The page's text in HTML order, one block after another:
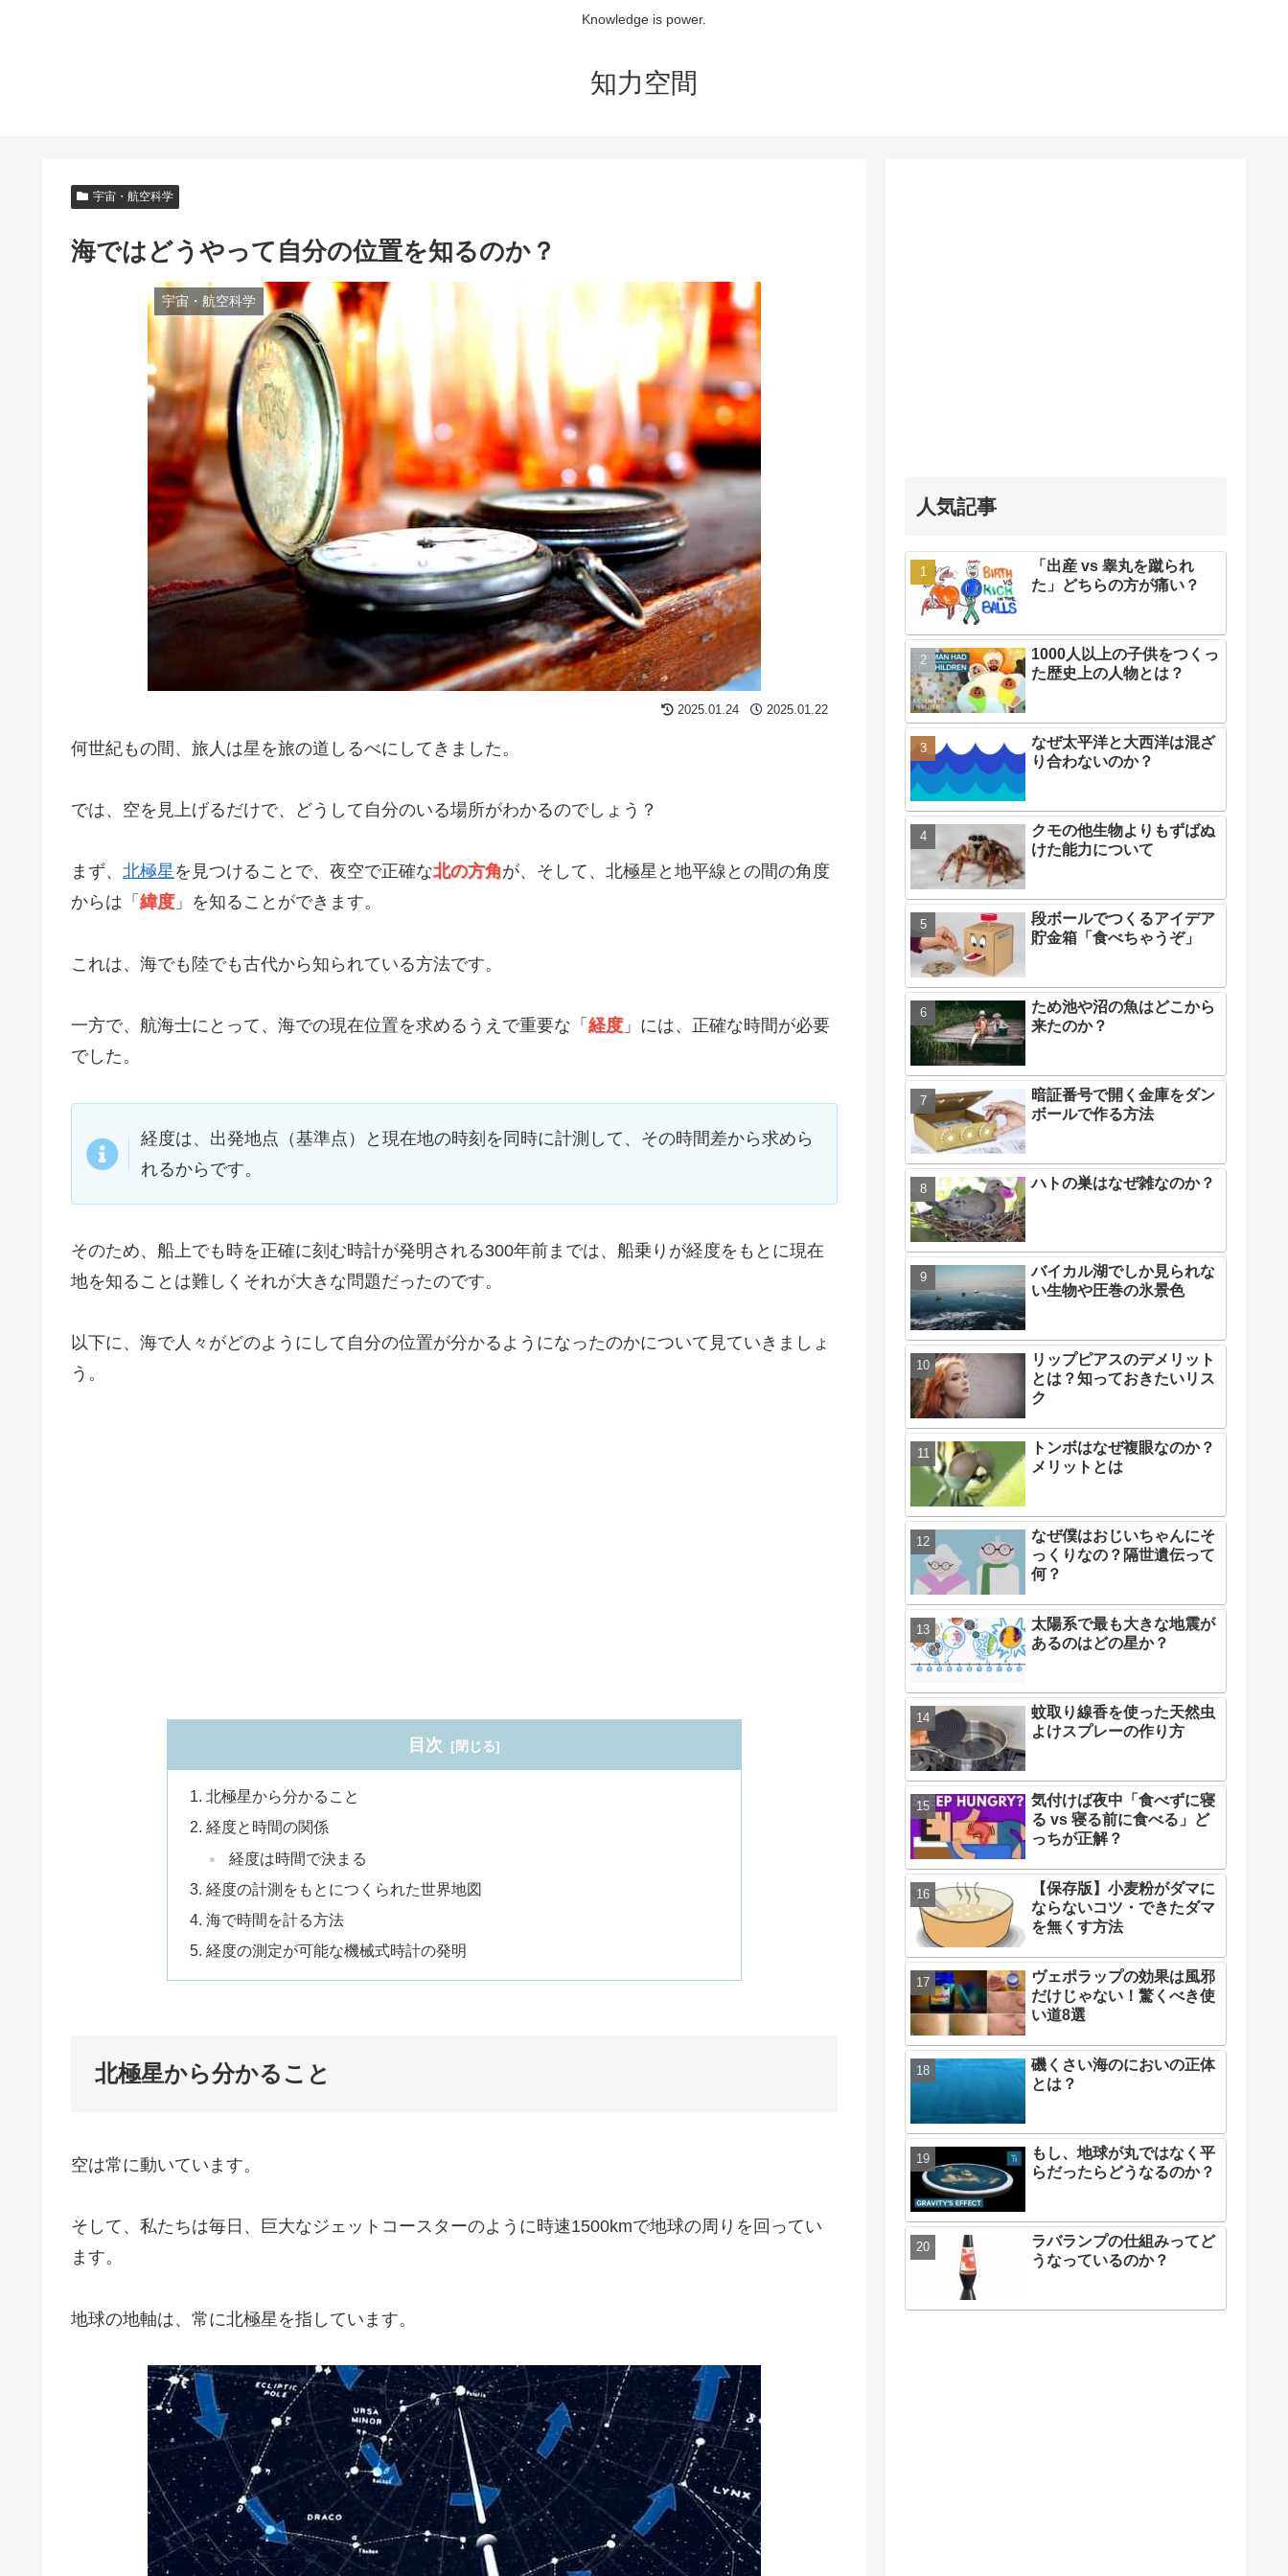
Knowledge is power.
知力空間
宇宙・航空科学
海ではどうやって自分の位置を知るのか？
宇宙・航空科学
2025.01.24 2025.01.22
何世紀もの間、旅人は星を旅の道しるべにしてきました。
では、空を見上げるだけで、どうして自分のいる場所がわかるのでしょう？
まず、 北極星 を見つけることで、夜空で正確な北の方角が、そして、北極星と地平線との間の角度
からは「 緯度」を知ることができます。
これは、海でも陸でも古代から知られている方法です。
一方で、航海士にとって、海での現在位置を求めるうえで重要な「 経度」には、正確な時間が必要
でした。
経度は、出発地点（基準点）と現在地の時刻を同時に計測して、その時間差から求めら
れるからです。
そのため、船上でも時を正確に刻む時計が発明される300年前までは、船乗りが経度をもとに現在
地を知ることは難しくそれが大きな問題だったのです。
以下に、海で人々がどのようにして自分の位置が分かるようになったのかについて見ていきましょ
う。
目次
北極星から分かること
経度と時間の関係
経度は時間で決まる
経度の計測をもとにつくられた世界地図
海で時間を計る方法
経度の測定が可能な機械式時計の発明
北極星から分かること
空は常に動いています。
そして、私たちは毎日、巨大なジェットコースターのように時速1500kmで地球の周りを回ってい
ます。
地球の地軸は、常に北極星を指しています。
人気記事
「出産 vs 睾丸を蹴られ
た」どちらの方が痛い？
1000人以上の子供をつくっ
た歴史上の人物とは？
なぜ太平洋と大西洋は混ざ
り合わないのか？
クモの他生物よりもずばぬ
けた能力について
段ボールでつくるアイデア
貯金箱「食べちゃうぞ」
ため池や沼の魚はどこから
来たのか？
暗証番号で開く金庫をダン
ボールで作る方法
ハトの巣はなぜ雑なのか？
バイカル湖でしか見られな
い生物や圧巻の氷景色
リップピアスのデメリット
とは？知っておきたいリス
ク
トンボはなぜ複眼なのか？
メリットとは
なぜ僕はおじいちゃんにそ
っくりなの？隔世遺伝って
何？
太陽系で最も大きな地震が
あるのはどの星か？
蚊取り線香を使った天然虫
よけスプレーの作り方
気付けば夜中「食べずに寝
る vs 寝る前に食べる」ど
っちが正解？
【保存版】小麦粉がダマに
ならないコツ・できたダマ
を無くす方法
ヴェポラップの効果は風邪
だけじゃない！驚くべき使
い道8選
磯くさい海のにおいの正体
とは？
もし、地球が丸ではなく平
らだったらどうなるのか？
ラバランプの仕組みってど
うなっているのか？